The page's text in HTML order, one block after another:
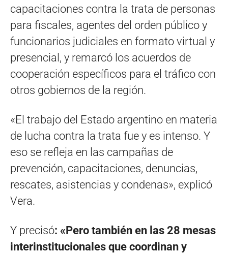
capacitaciones contra la trata de personas
para fiscales, agentes del orden público y
funcionarios judiciales en formato virtual y
presencial, y remarcó los acuerdos de
cooperación específicos para el tráfico con
otros gobiernos de la región.
«El trabajo del Estado argentino en materia
de lucha contra la trata fue y es intenso. Y
eso se refleja en las campañas de
prevención, capacitaciones, denuncias,
rescates, asistencias y condenas», explicó
Vera.
Y precisó: «Pero también en las 28 mesas
interinstitucionales que coordinan y